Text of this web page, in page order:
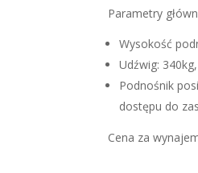
Parametry
Wysokość
Udźwig: 340kg,
Podnośnik
dostępu do
Cena za